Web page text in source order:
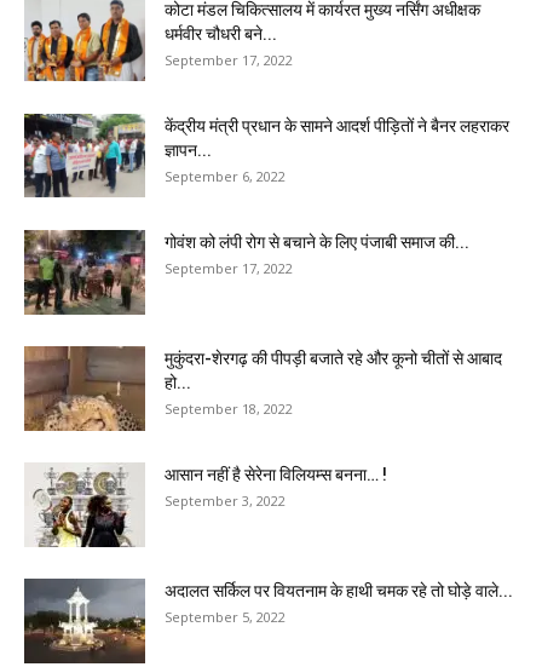
कोटा मंडल चिकित्सालय में कार्यरत मुख्य नर्सिंग अधीक्षक
धर्मवीर चौधरी बने...
September 17, 2022
केंद्रीय मंत्री प्रधान के सामने आदर्श पीड़ितों ने बैनर लहराकर
ज्ञापन...
September 6, 2022
गोवंश को लंपी रोग से बचाने के लिए पंजाबी समाज की...
September 17, 2022
मुकुंदरा-शेरगढ़ की पीपड़ी बजाते रहे और कूनो चीतों से आबाद
हो...
September 18, 2022
आसान नहीं है सेरेना विलियम्स बनना… !
September 3, 2022
अदालत सर्किल पर वियतनाम के हाथी चमक रहे तो घोड़े वाले...
September 5, 2022